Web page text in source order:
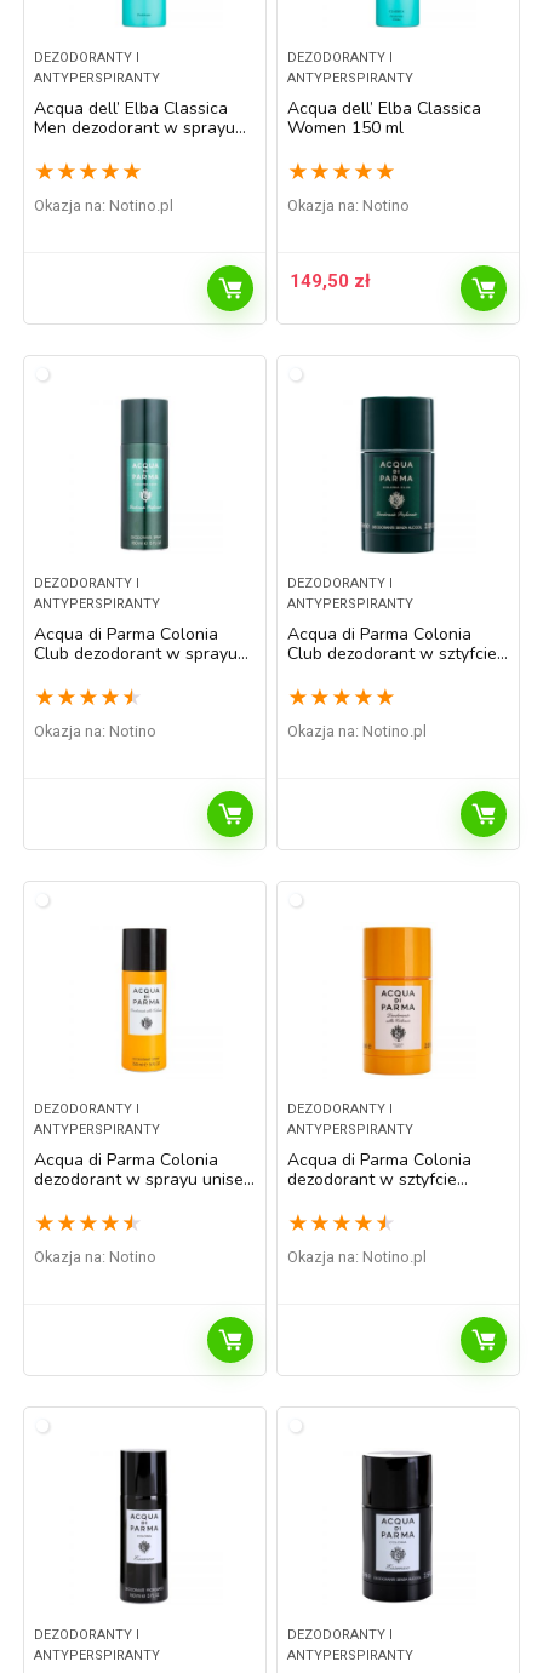
DEZODORANTY I
ANTYPERSPIRANTY
Acqua dell’ Elba Classica
Men dezodorant w sprayu
★ ★ ★ ★ ★
Okazja na: notino.pl
DEZODORANTY I
ANTYPERSPIRANTY
Acqua dell’ Elba Classica
Women 150 ml
★ ★ ★ ★ ★
Okazja na: Notino
149,50 zł
DEZODORANTY I
ANTYPERSPIRANTY
Acqua di Parma Colonia
Club dezodorant w sprayu
★ ★ ★ ★ ★
Okazja na: Notino
DEZODORANTY I
ANTYPERSPIRANTY
Acqua di Parma Colonia
Club dezodorant w sztyfcie
★ ★ ★ ★ ★
Okazja na: notino.pl
DEZODORANTY I
ANTYPERSPIRANTY
Acqua di Parma Colonia
dezodorant w sprayu unisex
★ ★ ★ ★ ★
Okazja na: Notino
DEZODORANTY I
ANTYPERSPIRANTY
Acqua di Parma Colonia
dezodorant w sztyfcie
★ ★ ★ ★ ★
Okazja na: notino.pl
DEZODORANTY I
ANTYPERSPIRANTY
DEZODORANTY I
ANTYPERSPIRANTY